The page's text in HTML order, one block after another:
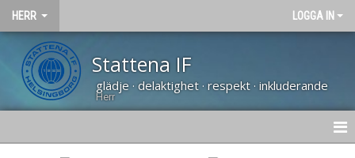
HERR LOGGA IN
Stattena IF
glädje · delaktighet · respekt · inkluderande
Herr